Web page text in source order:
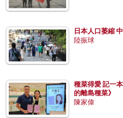
日本人口萎縮
陸振球
種菜得愛 記一
的離島種菜》
陳家偉